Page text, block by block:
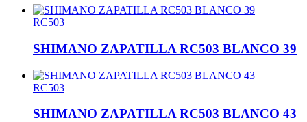
RC503
SHIMANO ZAPATILLA RC503 BLANCO 39
RC503
SHIMANO ZAPATILLA RC503 BLANCO 43